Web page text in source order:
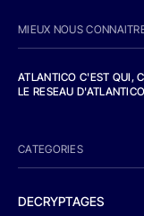
MIEUX NOUS
ATLANTICO C'EST QUI,
LE RESEAU D'ATLANTICO
CATEGORIES
DECRYPTAGES